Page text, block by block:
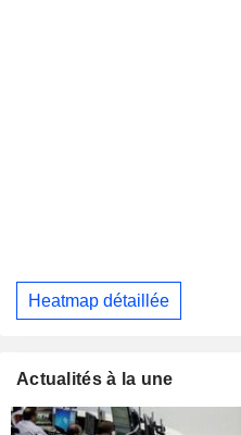
Heatmap détaillée
Actualités à la une